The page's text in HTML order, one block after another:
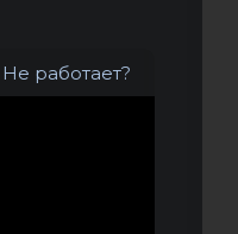
Не работает?